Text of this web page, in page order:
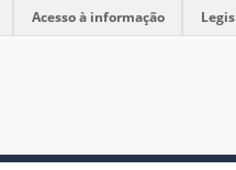
Acesso à informação